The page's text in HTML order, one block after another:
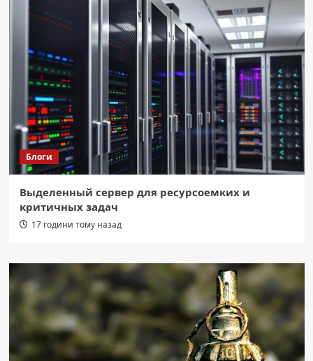
Блоги
Выделенный сервер для ресурсоемких и
критичных задач
17 години тому назад